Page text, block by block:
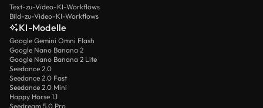
Text-zu-Video-KI-Workflows
Bild-zu-Video-KI-Workflows
KI-Modelle
Google Gemini Omni Flash
Google Nano Banana 2
Google Nano Banana 2 Lite
Seedance 2.0
Seedance 2.0 Fast
Seedance 2.0 Mini
Happy Horse 1.1
Seedream 5.0 Pro